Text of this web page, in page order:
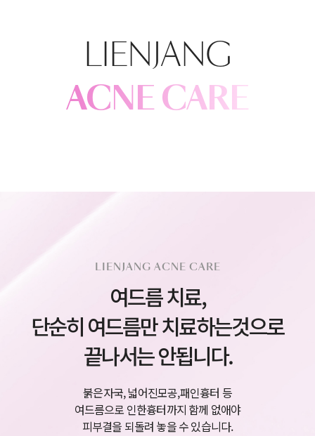
LIENJANG
ACNE CARE
LIENJANG ACNE CARE
여드름 치료,
단순히 여드름만 치료하는것으로
끝나서는 안됩니다.
붉은자국, 넓어진모공,패인흉터 등
여드름으로 인한흉터까지 함께 없애야
피부결을 되돌려 놓을 수 있습니다.